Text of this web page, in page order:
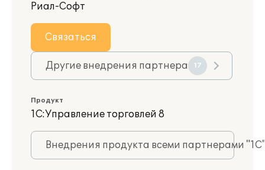
Риал-Софт
Связаться
Другие внедрения партнера 17
Продукт
1С:Управление торговлей 8
Внедрения продукта всеми партнерами